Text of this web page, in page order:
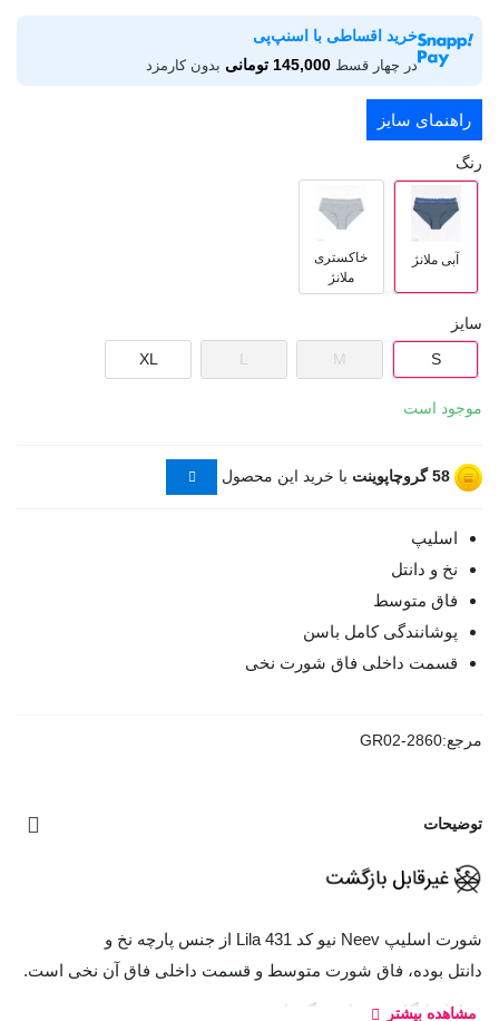
خرید اقساطی با اسنپ‌پی
در چهار قسط 145,000 تومانی بدون کارمزد
راهنمای سایز
رنگ
آبی ملانژ
خاکستری
ملانژ
سایز
S
M
L
XL
موجود است
58گروچاپوینت با خرید این محصول
اسلیپ
نخ و دانتل
فاق متوسط
پوشانندگی کامل باسن
قسمت داخلی فاق شورت نخی
مرجع:GR02-2860
توضیحات
شورت اسلیپ Neev نیو کد Lila 431 از جنس پارچه نخ و
دانتل بوده، فاق شورت متوسط و قسمت داخلی فاق آن نخی است.
معادل انگلیسی نام رنگ‌ها:
مشاهده بیشتر